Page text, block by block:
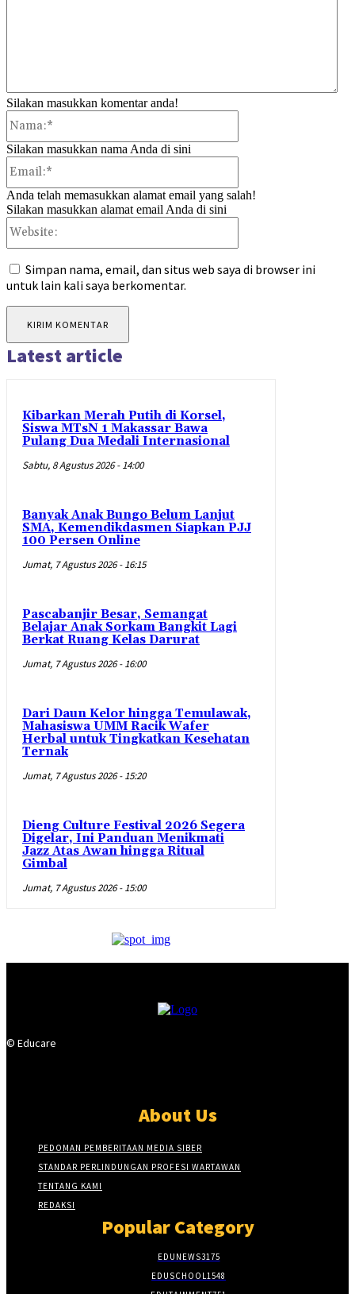
Silakan masukkan komentar anda!
Silakan masukkan nama Anda di sini
Anda telah memasukkan alamat email yang salah!
Silakan masukkan alamat email Anda di sini
Simpan nama, email, dan situs web saya di browser ini
untuk lain kali saya berkomentar.
Latest article
Kibarkan Merah Putih di Korsel,
Siswa MTsN 1 Makassar Bawa
Pulang Dua Medali Internasional
Sabtu, 8 Agustus 2026 - 14:00
Banyak Anak Bungo Belum Lanjut
SMA, Kemendikdasmen Siapkan PJJ
100 Persen Online
Jumat, 7 Agustus 2026 - 16:15
Pascabanjir Besar, Semangat
Belajar Anak Sorkam Bangkit Lagi
Berkat Ruang Kelas Darurat
Jumat, 7 Agustus 2026 - 16:00
Dari Daun Kelor hingga Temulawak,
Mahasiswa UMM Racik Wafer
Herbal untuk Tingkatkan Kesehatan
Ternak
Jumat, 7 Agustus 2026 - 15:20
Dieng Culture Festival 2026 Segera
Digelar, Ini Panduan Menikmati
Jazz Atas Awan hingga Ritual
Gimbal
Jumat, 7 Agustus 2026 - 15:00
© Educare
About Us
PEDOMAN PEMBERITAAN MEDIA SIBER
STANDAR PERLINDUNGAN PROFESI WARTAWAN
TENTANG KAMI
REDAKSI
Popular Category
EDUNEWS3175
EDUSCHOOL1548